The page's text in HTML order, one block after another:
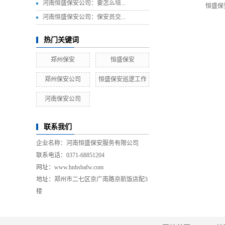
河南恒盛保安公司：要怎么培...
河南恒盛保安公司：保安员交...
热门关键词
郑州保安 恒盛保安
郑州保安公司 恒盛保安巡逻工作
河南保安公司
联系我们
企业名称： 河南恒盛保安服务有限公司
联系电话：0371-68851204
网址： www.hnhsbafw.com
地址：郑州市二七区京广南路京航饭店配3
楼
恒盛保